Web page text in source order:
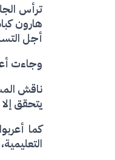
هارون
أجل
وجاءت أعمال الدورة، التي عُقدت يوم 6
ناقش
يتحقق
كما